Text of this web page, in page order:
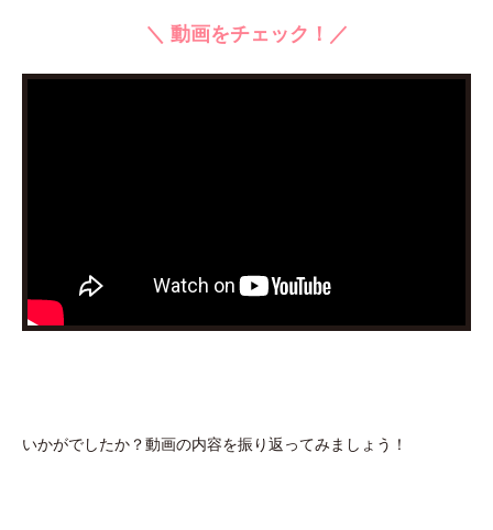
＼ 動画をチェック！／
いかがでしたか？動画の内容を振り返ってみましょう！